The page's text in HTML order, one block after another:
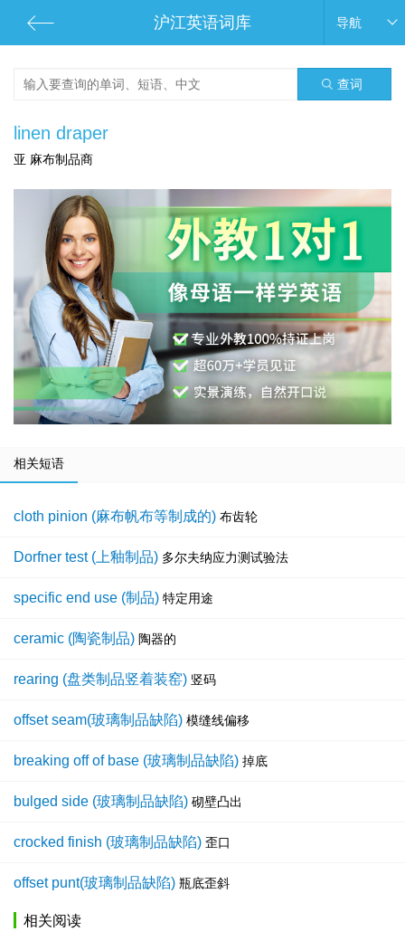
沪江英语词库 导航
查词
linen draper
亚 麻布制品商
相关短语
cloth pinion (麻布帆布等制成的) 布齿轮
Dorfner test (上釉制品) 多尔夫纳应力测试验法
specific end use (制品) 特定用途
ceramic (陶瓷制品) 陶器的
rearing (盘类制品竖着装窑) 竖码
offset seam(玻璃制品缺陷) 模缝线偏移
breaking off of base (玻璃制品缺陷) 掉底
bulged side (玻璃制品缺陷) 砌壁凸出
crocked finish (玻璃制品缺陷) 歪口
offset punt(玻璃制品缺陷) 瓶底歪斜
相关阅读